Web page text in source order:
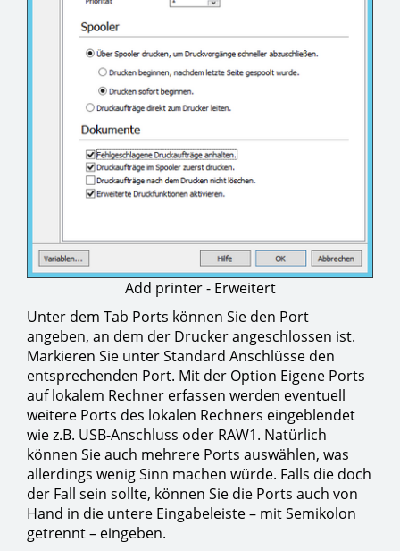
Add printer - Erweitert
Unter dem Tab Ports können Sie den Port
angeben, an dem der Drucker angeschlossen ist.
Markieren Sie unter Standard Anschlüsse den
entsprechenden Port. Mit der Option Eigene Ports
auf lokalem Rechner erfassen werden eventuell
weitere Ports des lokalen Rechners eingeblendet
wie z.B. USB-Anschluss oder RAW1. Natürlich
können Sie auch mehrere Ports auswählen, was
allerdings wenig Sinn machen würde. Falls die doch
der Fall sein sollte, können Sie die Ports auch von
Hand in die untere Eingabeleiste – mit Semikolon
getrennt – eingeben.